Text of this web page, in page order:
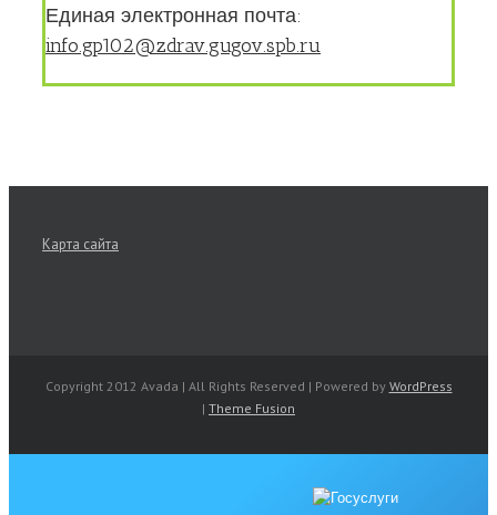
Единая электронная почта:
info.gp102@zdrav.gugov.spb.ru
Карта сайта
Copyright 2012 Avada | All Rights Reserved | Powered by WordPress
| Theme Fusion